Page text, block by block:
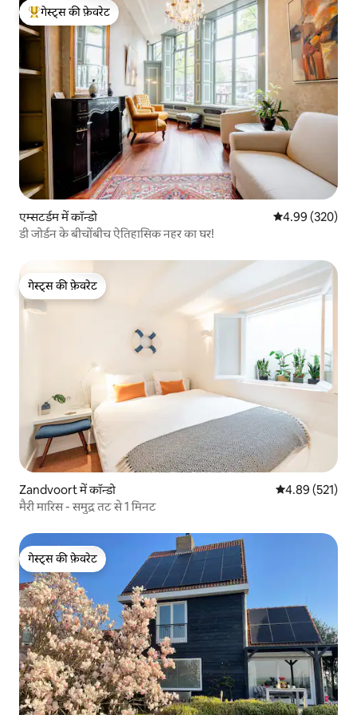
गेस्ट्स का टॉप फ़ेवरेट
गेस्ट्स की फ़ेवरेट
एम्सटर्डम में कॉन्डो औसत रेटिंग 5 में से
4.99 (320)
डी जोर्डन के बीचोंबीच ऐतिहासिक नहर का घर!
गेस्ट्स की फ़ेवरेट
गेस्ट्स की फ़ेवरेट
Zandvoort में कॉन्डो औसत रेटिंग 5 में से
4.89 (521)
मैरी मारिस - समुद्र तट से 1 मिनट
गेस्ट्स की फ़ेवरेट
गेस्ट्स की फ़ेवरेट